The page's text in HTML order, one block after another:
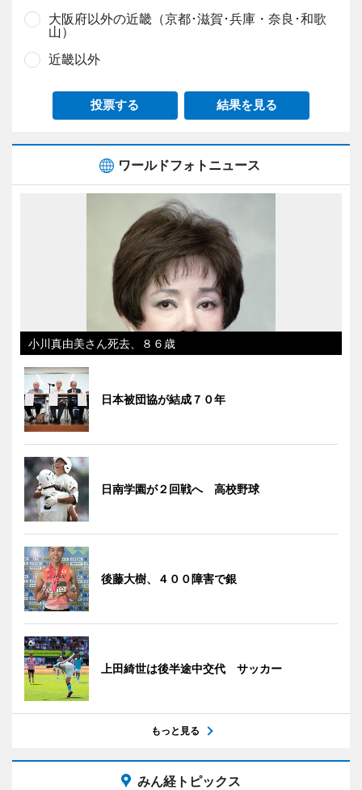
大阪府以外の近畿（京都･滋賀･兵庫・奈良･和歌
山）
近畿以外
投票する 結果を見る
ワールドフォトニュース
小川真由美さん死去、８６歳
日本被団協が結成７０年
日南学園が２回戦へ 高校野球
後藤大樹、４００障害で銀
上田綺世は後半途中交代 サッカー
もっと見る
みん経トピックス